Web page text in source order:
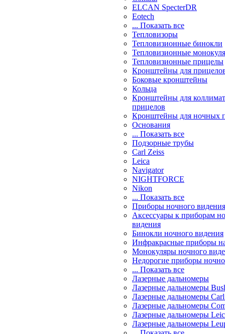
ELCAN SpecterDR
Eotech
... Показать все
Тепловизоры
Тепловизионные бинокли
Тепловизионные
Тепловизионные прицелы
Кронштейны для
Боковые кронштейны
Кольца
Кронштейны для
прицелов
Кронштейны для ночных
Основания
... Показать все
Подзорные трубы
Carl Zeiss
Leica
Navigator
NIGHTFORCE
Nikon
... Показать все
Приборы ночного видения
Аксессуары к приборам
видения
Бинокли ночного видения
Инфракрасные приборы
Монокуляры ночного
Недорогие приборы
... Показать все
Лазерные дальномеры
Лазерные дальномеры
Лазерные дальномеры
Лазерные дальномеры
Лазерные дальномеры
Лазерные дальномеры